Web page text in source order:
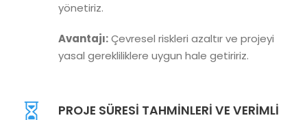
yönetiriz.
Avantajı:Çevresel riskleri azaltır ve projeyi
yasal gerekliliklere uygun hale getiririz.
PROJE SÜRESI TAHMINLERI VE VERIMLI